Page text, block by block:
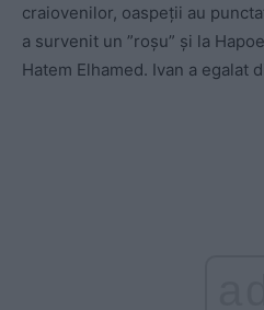
craiovenilor, oaspeții au
a survenit un ”roșu” și la
Hatem Elhamed. Ivan a egalat